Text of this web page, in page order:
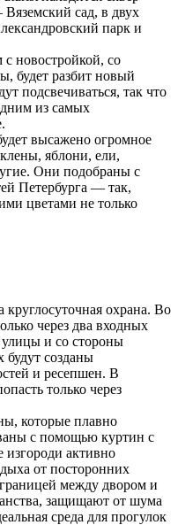
Вяземский сад, в двух
парк и
с новостройкой, со
будет разбит новый
подсвечиваться, так что
из самых
высажено огромное
яблони, ели,
Они подобраны с
Петербурга — так,
цветами не только
охрана. Во
через два входных
и со стороны
созданы
и ресепшен. В
только через
которые плавно
с помощью куртин с
активно
от посторонних
между двором и
защищают от шума
среда для прогулок